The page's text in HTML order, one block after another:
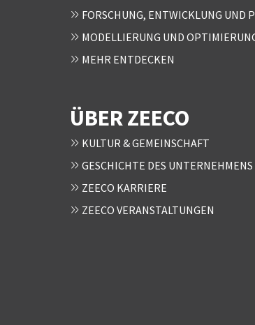
FORSCHUNG, ENTWICKLUNG UND
MODELLIERUNG UND
MEHR ENTDECKEN
ÜBER ZEECO
KULTUR & GEMEINSCHAFT
GESCHICHTE DES UNTERNEHMENS
ZEECO KARRIERE
ZEECO VERANSTALTUNGEN